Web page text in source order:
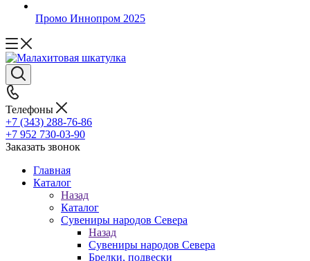
Промо Иннопром 2025
Телефоны
+7 (343) 288-76-86
+7 952 730-03-90
Заказать звонок
Главная
Каталог
Назад
Каталог
Сувениры народов Севера
Назад
Сувениры народов Севера
Брелки, подвески